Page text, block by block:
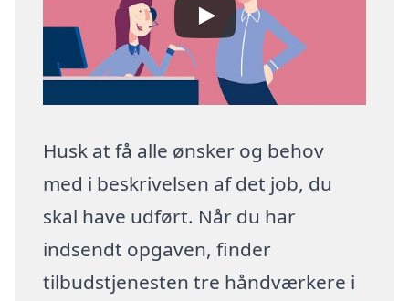
Husk at få alle ønsker og behov
med i beskrivelsen af det job, du
skal have udført. Når du har
indsendt opgaven, finder
tilbudstjenesten tre håndværkere i